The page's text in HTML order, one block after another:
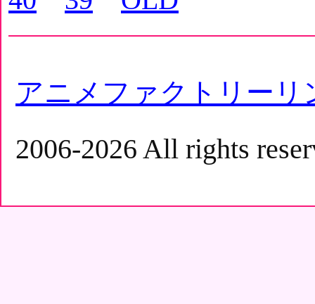
アニメファクトリーリ
2006-2026 All rights